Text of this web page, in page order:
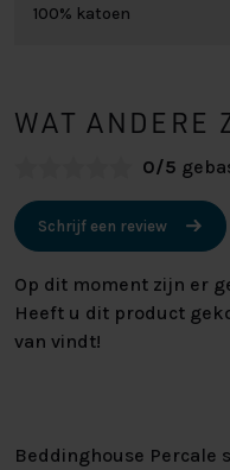
100% katoen
WAT ANDERE
0/5
Schrijf een review
Op dit moment zijn er
Heeft u dit product
van vindt!
Beddinghouse Percale